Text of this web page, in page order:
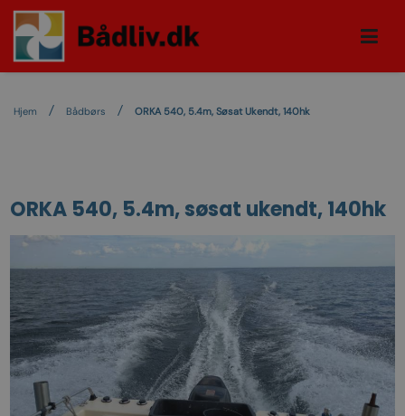
Hjem Bådbørs ORKA 540, 5.4m, Søsat Ukendt, 140hk
ORKA 540, 5.4m, søsat ukendt, 140hk